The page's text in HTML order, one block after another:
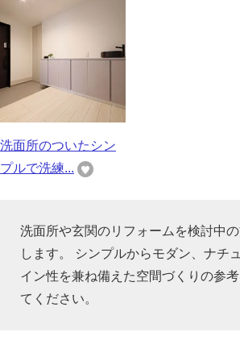
洗面所のついたシン
プルで洗練...
洗面所や玄関のリフォームを検討中
します。 シンプルからモダン、ナチ
イン性を兼ね備えた空間づくりの参
てください。